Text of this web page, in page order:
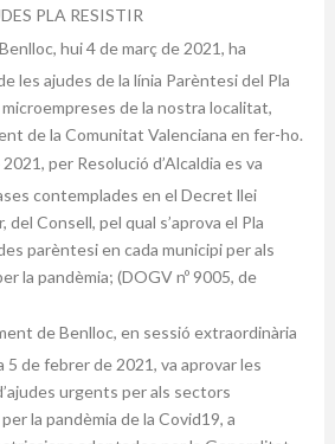
PLA RESISTIR
hui 4 de març de 2021, ha
les ajudes de la línia Parèntesi del Pla
de la nostra localitat,
de la Comunitat Valenciana en fer-ho.
per Resolució d’Alcaldia es va
contemplades en el Decret llei
Consell, pel qual s’aprova el Pla
parèntesi en cada municipi per als
la pandèmia; (DOGV nº 9005, de
de Benlloc, en sessió extraordinària
5 de febrer de 2021, va aprovar les
urgents per als sectors
la pandèmia de la Covid19, a